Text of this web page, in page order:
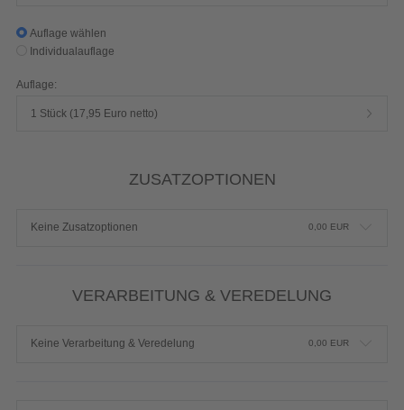
Auflage wählen
Individualauflage
Auflage:
1 Stück (17,95 Euro netto)
ZUSATZOPTIONEN
Keine Zusatzoptionen 0,00 EUR
VERARBEITUNG & VEREDELUNG
Keine Verarbeitung & Veredelung 0,00 EUR